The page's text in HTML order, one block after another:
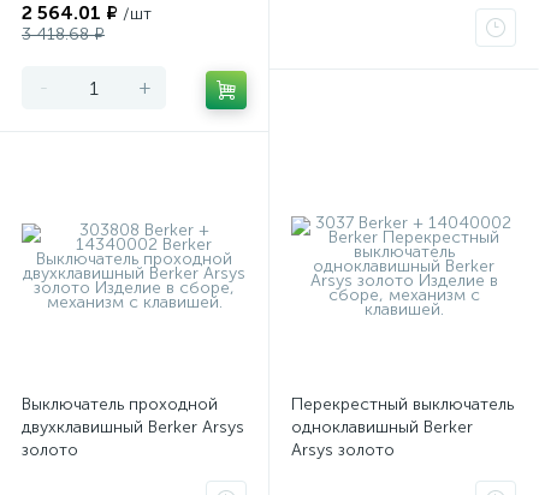
2 564.01 ₽ /шт
3 418.68 ₽
- +
Выключатель проходной
двухклавишный Berker Arsys
золото
Перекрестный выключатель
одноклавишный Berker
Arsys золото